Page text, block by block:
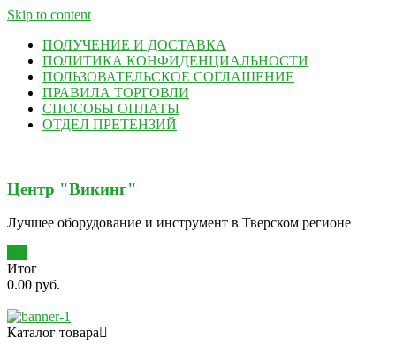
Skip to content
ПОЛУЧЕНИЕ И ДОСТАВКА
ПОЛИТИКА КОНФИДЕНЦИАЛЬНОСТИ
ПОЛЬЗОВАТЕЛЬСКОЕ СОГЛАШЕНИЕ
ПРАВИЛА ТОРГОВЛИ
СПОСОБЫ ОПЛАТЫ
ОТДЕЛ ПРЕТЕНЗИЙ
Центр "Викинг"
Лучшее оборудование и инструмент в Тверском регионе
Итог
0.00 руб.
Каталог товара